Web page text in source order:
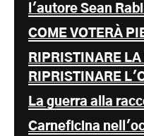
l'autore Sean
COME VOTERÀ
RIPRISTINARE
RIPRISTINARE
La guerra alla
Carneficina